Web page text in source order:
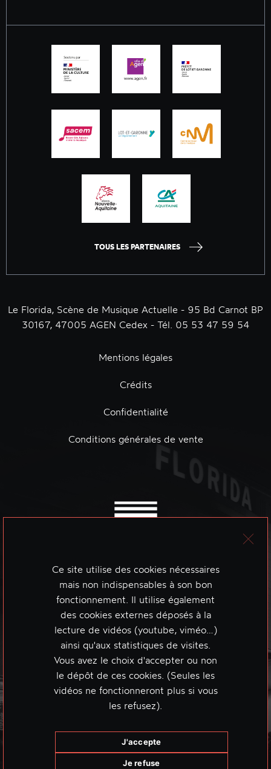
TOUS LES PARTENAIRES
Le Florida, Scène de Musique Actuelle - 95 Bd Carnot BP
30167, 47005 AGEN Cedex - Tél. 05 53 47 59 54
Mentions légales
Crédits
Confidentialité
Conditions générales de vente
Ce site utilise des cookies nécessaires
mais non indispensables à son bon
fonctionnement. Il utilise également
des cookies externes déposés à la
lecture de vidéos (youtube, viméo…)
ainsi qu'aux statistiques de visites.
Vous avez le choix d'accepter ou non
le dépôt de ces cookies. (Seules les
vidéos ne fonctionneront plus si vous
les refusez).
J'accepte
Je refuse